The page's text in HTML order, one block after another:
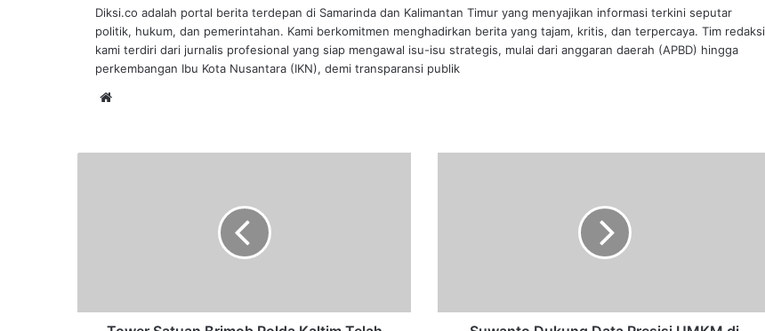
Diksi.co adalah portal berita terdepan di Samarinda dan Kalimantan Timur yang menyajikan informasi terkini seputar
politik, hukum, dan pemerintahan. Kami berkomitmen menghadirkan berita yang tajam, kritis, dan terpercaya. Tim redaksi
kami terdiri dari jurnalis profesional yang siap mengawal isu-isu strategis, mulai dari anggaran daerah (APBD) hingga
perkembangan Ibu Kota Nusantara (IKN), demi transparansi publik
Harapan